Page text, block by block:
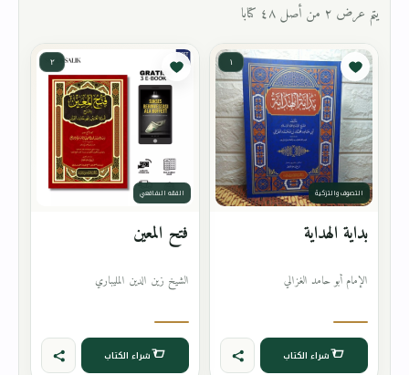
يتم عرض ٢ من أصل ٤٨ كتابا
١
التصوف والتزكية
بداية الهداية
الإمام أبو حامد الغزالي
شراء الكتاب
٢
الفقه الشافعي
فتح المعين
الشيخ زين الدين المليباري
شراء الكتاب